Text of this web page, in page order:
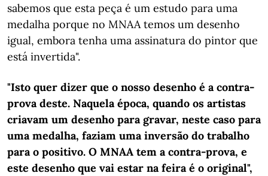
sabemos que esta peça é um estudo para uma
medalha porque no MNAA temos um desenho
igual, embora tenha uma assinatura do pintor que
está invertida".
"Isto quer dizer que o nosso desenho é a contra-
prova deste. Naquela época, quando os artistas
criavam um desenho para gravar, neste caso para
uma medalha, faziam uma inversão do trabalho
para o positivo. O MNAA tem a contra-prova, e
este desenho que vai estar na feira é o original",